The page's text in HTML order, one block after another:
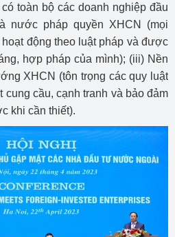
toàn bộ các doanh nghiệp đầu
nước pháp quyền XHCN (mọi
động theo luật pháp và được
hợp pháp của mình); (iii) Nền
XHCN (tôn trọng các quy luật
cầu, cạnh tranh và bảo đảm
khi cần thiết).